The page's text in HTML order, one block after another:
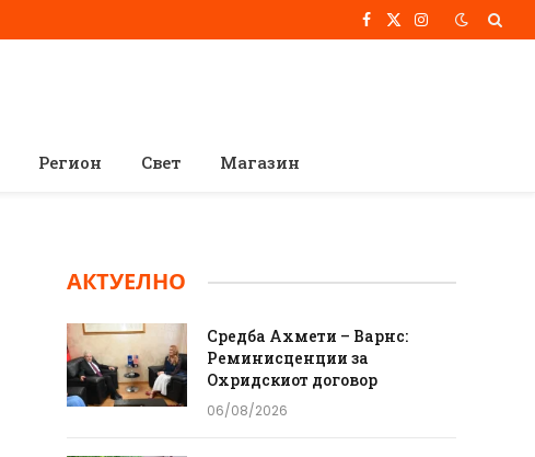
Facebook
X
Instagram
Регион Свет Магазин
АКТУЕЛНО
Средба Ахмети – Варнс:
Реминисценции за
Охридскиот договор
06/08/2026